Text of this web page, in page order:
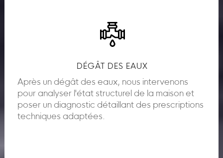
DÉGÂT DES EAUX
Après un dégât des eaux, nous intervenons
pour analyser l'état structurel de la maison et
poser un diagnostic détaillant des prescriptions
techniques adaptées.